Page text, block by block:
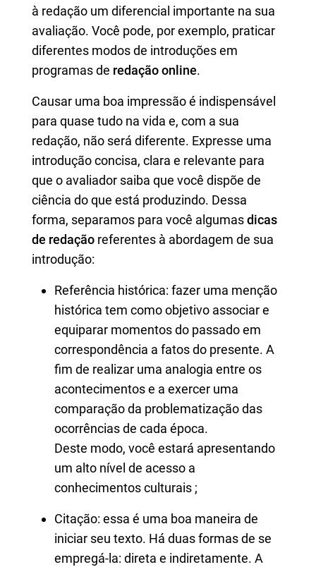
à redação um diferencial importante na sua
avaliação. Você pode, por exemplo, praticar
diferentes modos de introduções em
programas de redação online.
Causar uma boa impressão é indispensável
para quase tudo na vida e, com a sua
redação, não será diferente. Expresse uma
introdução concisa, clara e relevante para
que o avaliador saiba que você dispõe de
ciência do que está produzindo. Dessa
forma, separamos para você algumasdicas
de redação referentes à abordagem de sua
introdução:
Referência histórica: fazer uma menção
histórica tem como objetivo associar e
equiparar momentos do passado em
correspondência a fatos do presente. A
fim de realizar uma analogia entre os
acontecimentos e a exercer uma
comparação da problematização das
ocorrências de cada época.
Deste modo, você estará apresentando
um alto nível de acesso a
conhecimentos culturais ;
Citação: essa é uma boa maneira de
iniciar seu texto. Há duas formas de se
empregá-la: direta e indiretamente. A